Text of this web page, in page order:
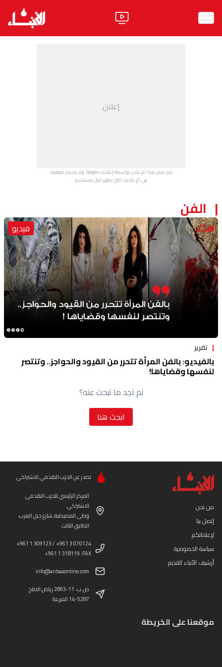
ثقافة ومجتمع
منوعات
إعلان
يتم عرض هذا الإعلان بواسطة إعلانات Google، ولا يتحكم موقعنا
في الإعلانات التي تظهر لكل مستخدم.
الفن
فيديو
تقرير
بالفيديو: بالفن المرأة تتحرر من القيود والحواجز.. وتنتصر
لنفسها وقضاياها!
لم تجد ما تبحث عنه؟
ابحث هنا
من نحن
إتصل بنا
لإعلاناتكم
سياسة الخصوصية
أرشيف الأنباء القديم
تصدر عن الحزب التقدمي الاشتراكي
المركز الرئيسي للحزب التقدمي
الاشتراكي
وطى المصيطبة، شارع جبل العرب،
الطابق الثالث
+961 1 309123 / +961 3 070124
+961 1 318119 :FAX
info@anbaaonline.com
ص.ب: 11-2893 رياض الصلح
14-5287 المزرعة
موقعنا على الخريطة